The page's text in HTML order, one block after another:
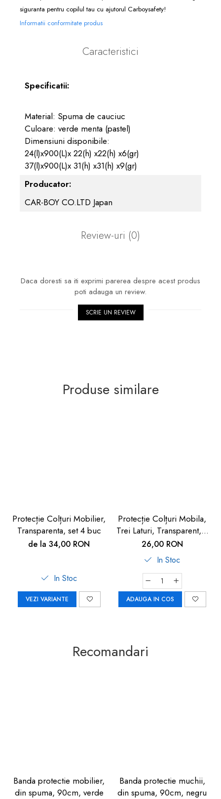
siguranta pentru copilul tau cu ajutorul Carboysafety!
Informatii conformitate produs
Caracteristici
Specificatii:
Material: Spuma de cauciuc
Culoare: verde menta (pastel)
Dimensiuni disponibile:
24(l)x900(L)x 22(h) x22(h) x6(gr)
37(l)x900(L)x 31(h) x31(h) x9(gr)
Producator:
CAR-BOY CO.LTD Japan
Review-uri (0)
Daca doresti sa iti exprimi parerea despre acest produs
poti adauga un review.
SCRIE UN REVIEW
Produse similare
Protecție Colțuri Mobilier,
Transparenta, set 4 buc
de la 34,00 RON
In Stoc
VEZI VARIANTE
Protecție Colțuri Mobila,
Trei Laturi, Transparent, 4
buc
26,00 RON
In Stoc
ADAUGA IN COS
Recomandari
Banda protectie mobilier,
din spuma, 90cm, verde
Banda protectie muchii,
din spuma, 90cm, negru